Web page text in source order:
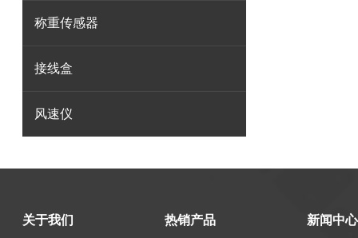
称重传感器
接线盒
风速仪
关于我们 热销产品 新闻中心